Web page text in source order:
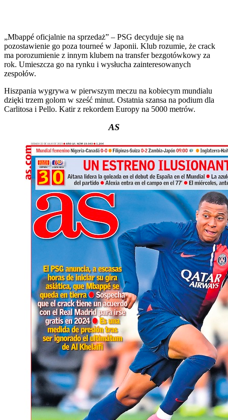
„Mbappé oficjalnie na sprzedaż” – PSG decyduje się na
pozostawienie go poza tourneé w Japonii. Klub rozumie, że crack
ma porozumienie z innym klubem na transfer bezgotówkowy za
rok. Umieszcza go na rynku i wysłucha zainteresowanych
zespołów.
Hiszpania wygrywa w pierwszym meczu na kobiecym mundialu
dzięki trzem golom w sześć minut. Ostatnia szansa na podium dla
Carlitosa i Pello. Katir z rekordem Europy na 5000 metrów.
AS